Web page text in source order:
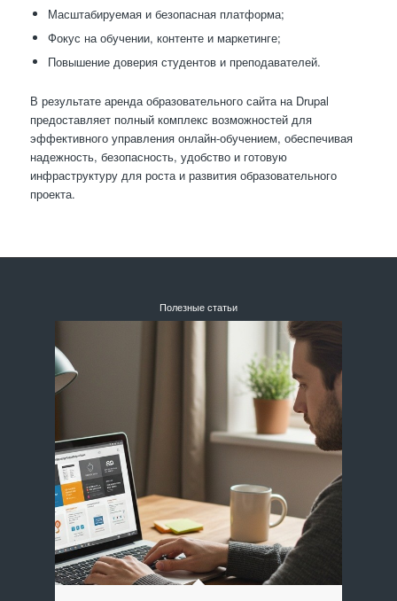
Масштабируемая и безопасная платформа;
Фокус на обучении, контенте и маркетинге;
Повышение доверия студентов и преподавателей.
В результате аренда образовательного сайта на Drupal
предоставляет полный комплекс возможностей для
эффективного управления онлайн-обучением, обеспечивая
надежность, безопасность, удобство и готовую
инфраструктуру для роста и развития образовательного
проекта.
Полезные статьи